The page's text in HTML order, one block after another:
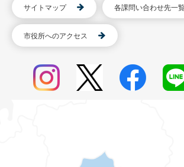
サイトマップ 各課問い合わせ先一
市役所へのアクセス